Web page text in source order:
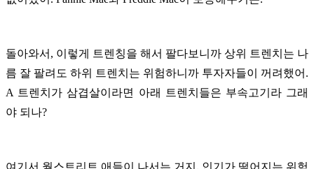
돌아와서, 이렇게 트렌칭을 해서 팔다보니까 상위 트렌치는 나
름 잘 팔려도 하위 트렌치는 위험하니까 투자자들이 꺼려했어.
A 트렌치가 삼겹살이라면 아래 트렌치들은 부속고기라 그래
야 되나?
여기서 월스트리트 애들이 나서는 거지. 인기가 떨어지는 위험